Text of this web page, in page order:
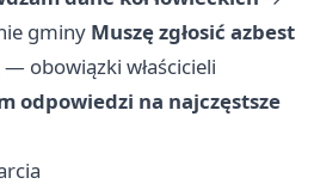
gminy Muszę zgłosić azbest
obowiązki właścicieli
odpowiedzi na najczęstsze